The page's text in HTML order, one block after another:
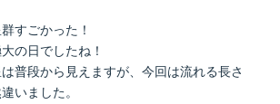
すごかった！
の日でしたね！
普段から見えますが、今回は流れる長さ
いました。